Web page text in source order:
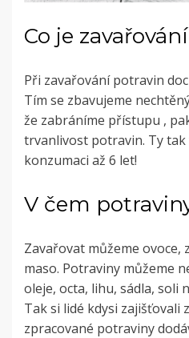
Co je
Při zavařování potravin
Tím se zbavujeme
že zabráníme přístupu ,
trvanlivost potravin. Ty
konzumaci až 6 let!
V čem
Zavařovat můžeme ovoce,
maso. Potraviny můžeme
oleje, octa, lihu, sádla, soli
Tak si lidé kdysi zajišťovali
zpracované potraviny